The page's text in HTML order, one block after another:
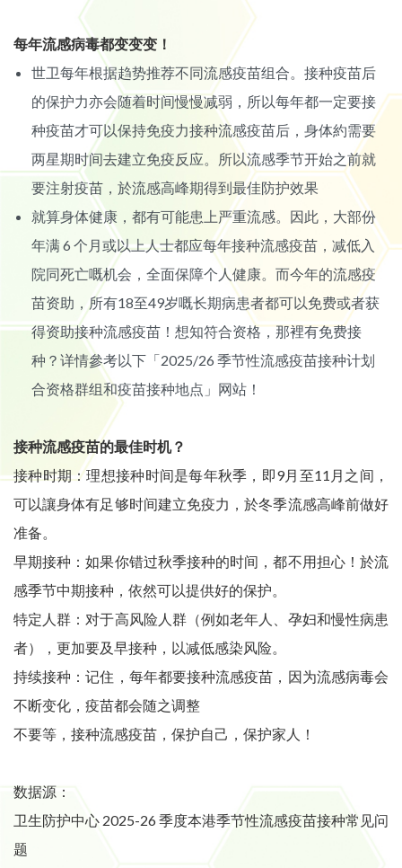
每年流感病毒都变变变！
世卫每年根据趋势推荐不同流感疫苗组合。接种疫苗后
的保护力亦会随着时间慢慢减弱，所以每年都一定要接
种疫苗才可以保持免疫力接种流感疫苗后，身体約需要
两星期时间去建立免疫反应。所以流感季节开始之前就
要注射疫苗，於流感高峰期得到最佳防护效果
就算身体健康，都有可能患上严重流感。因此，大部份
年满 6 个月或以上人士都应每年接种流感疫苗，减低入
院同死亡嘅机会，全面保障个人健康。而今年的流感疫
苗资助，所有18至49岁嘅长期病患者都可以免费或者获
得资助接种流感疫苗！想知符合资格，那裡有免费接
种？详情參考以下「2025/26 季节性流感疫苗接种计划
合资格群组和疫苗接种地点」网站！
接种流感疫苗的最佳时机？
接种时期：理想接种时间是每年秋季，即9月至11月之间，
可以讓身体有足够时间建立免疫力，於冬季流感高峰前做好
准备。
早期接种：如果你错过秋季接种的时间，都不用担心！於流
感季节中期接种，依然可以提供好的保护。
特定人群：对于高风险人群（例如老年人、孕妇和慢性病患
者），更加要及早接种，以减低感染风险。
持续接种：记住，每年都要接种流感疫苗，因为流感病毒会
不断变化，疫苗都会随之调整
不要等，接种流感疫苗，保护自己，保护家人！
数据源：
卫生防护中心 2025-26 季度本港季节性流感疫苗接种常见问
题